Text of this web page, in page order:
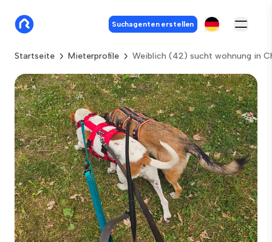
Suchagenten erstellen
Startseite Mieterprofile Weiblich (42) sucht wohnung in